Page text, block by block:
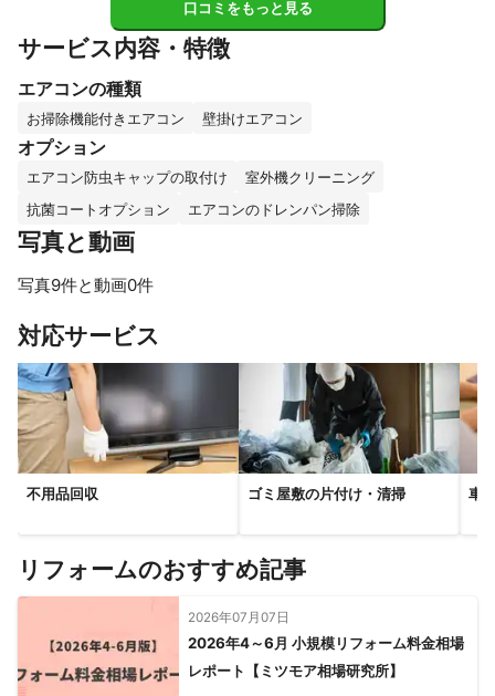
口コミをもっと見る
サービス内容・特徴
エアコンの種類
お掃除機能付きエアコン 壁掛けエアコン
オプション
エアコン防虫キャップの取付け
室外機クリーニング
抗菌コートオプション
エアコンのドレンパン掃除
写真と動画
写真9件と動画0件
対応サービス
不用品回収 ゴミ屋敷の片付け・清掃 車
リフォームのおすすめ記事
2026年07月07日
2026年4～6月 小規模リフォーム料金相場
レポート【ミツモア相場研究所】